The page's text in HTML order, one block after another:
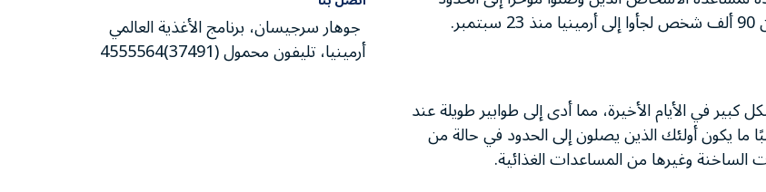
في الأيام الأخيرة، مما أدى إلى طوابير طويلة عند
ما يكون أولئك الذين يصلون إلى الحدود في حالة من
الساخنة وغيرها من المساعدات الغذائية.
جوهار سرجيسان، برنامج الأغذية العالمي
أرمينيا، تليفون محمول (37491)4555564